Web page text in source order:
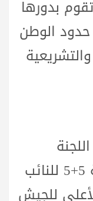
بدورها
الوطن
العسكرية الليبية المشتركة 5+5 للنائب
للجيش